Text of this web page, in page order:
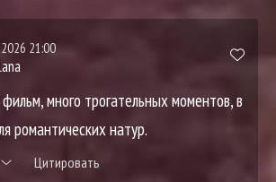
21:00
много трогательных моментов, в
романтических натур.
Цитировать